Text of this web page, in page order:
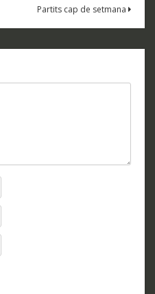
Partits cap de setmana